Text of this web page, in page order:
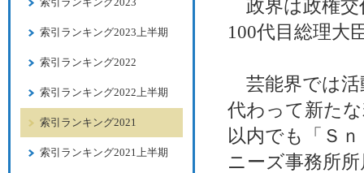
政界は政権交
100代目総理大
芸能界では活
代わって新た
以内でも「Ｓ
ニーズ事務所
索引ランキング2023上半期
索引ランキング2022
索引ランキング2022上半期
索引ランキング2021
索引ランキング2021上半期